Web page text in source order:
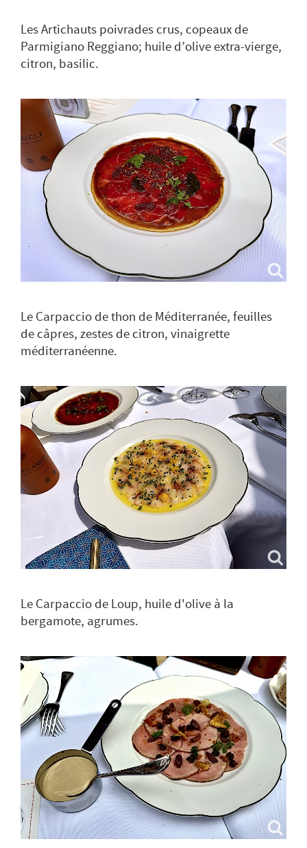
Les Artichauts poivrades crus, copeaux de
Parmigiano Reggiano; huile d’olive extra-vierge,
citron, basilic.
Le Carpaccio de thon de Méditerranée, feuilles
de câpres, zestes de citron, vinaigrette
méditerranéenne.
Le Carpaccio de Loup, huile d'olive à la
bergamote, agrumes.